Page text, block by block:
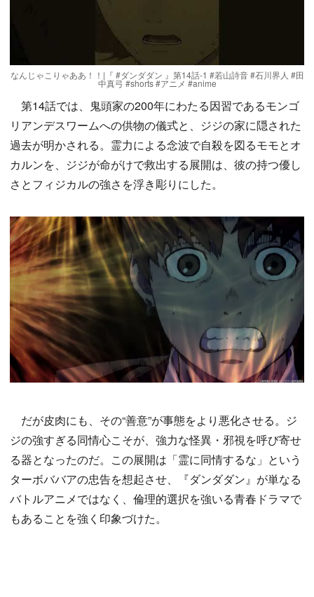
なんじゃこりゃああ！！|『 #ダンダダン 』第14話-1 #若山詩音 #石川界人 #田
中真弓 #shorts #アニメ #anime
第14話では、鬼頭家の200年にわたる因習であるモンゴ
リアンデスワームへの供物の儀式と、ジジの家に隠された
過去が明かされる。霊力による念波で自殺を図るモモとオ
カルンを、ジジが命がけで救出する展開は、彼の持つ優し
さとフィジカルの強さを浮き彫りにした。
だが皮肉にも、その“善意”が事態をより悪化させる。ジ
ジの強すぎる同情心こそが、強力な怪異・邪視を呼び寄せ
る器となったのだ。この展開は「霊に同情するな」という
ターボババアの忠告を想起させ、『ダンダダン』が単なる
バトルアニメではなく、倫理的選択を強いる青春ドラマで
もあることを強く印象づけた。